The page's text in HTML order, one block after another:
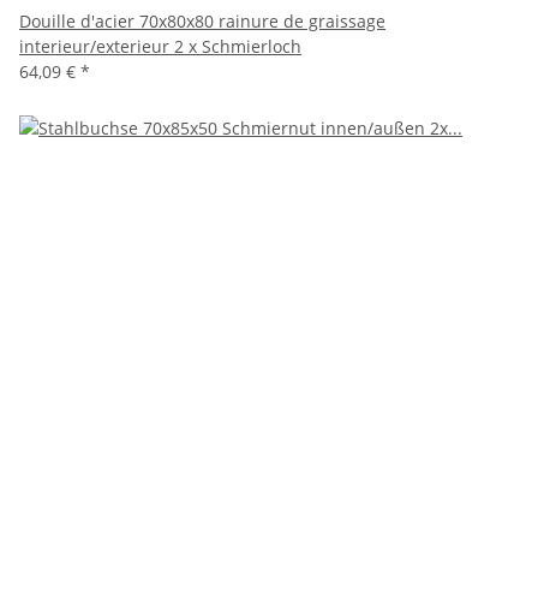
Douille d'acier 70x80x80 rainure de graissage
interieur/exterieur 2 x Schmierloch
64,09 € *